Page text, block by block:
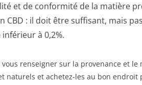
et de conformité de la matière
CBD : il doit être suffisant, mais
à 0,2%.
renseigner sur la provenance et
naturels et achetez-les au bon